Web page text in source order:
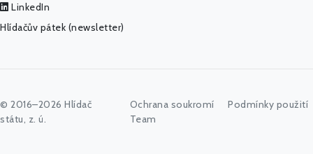
LinkedIn
Hlídačův pátek (newsletter)
© 2016–2026 Hlídač
státu, z. ú.
Ochrana soukromí
Podmínky použití
Team